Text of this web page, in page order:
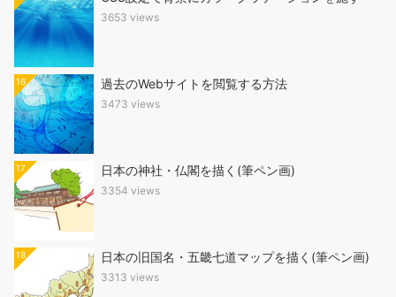
3653 views
16 過去のWebサイトを閲覧する方法
3473 views
17 日本の神社・仏閣を描く(筆ペン画)
3354 views
18 日本の旧国名・五畿七道マップを描く(筆ペン画)
3313 views